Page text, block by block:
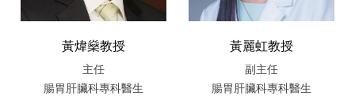
黃煒燊教授
主任
腸胃肝臟科專科醫生
黃麗虹教授
副主任
腸胃肝臟科專科醫生